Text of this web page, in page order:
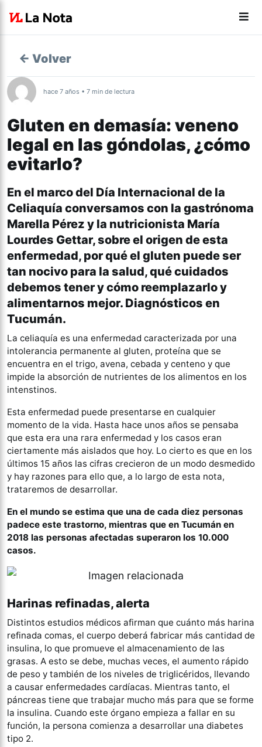
← Volver
hace 7 años • 7 min de lectura
Gluten en demasía: veneno
legal en las góndolas, ¿cómo
evitarlo?
En el marco del Día Internacional de la
Celiaquía conversamos con la gastrónoma
Marella Pérez y la nutricionista María
Lourdes Gettar, sobre el origen de esta
enfermedad, por qué el gluten puede ser
tan nocivo para la salud, qué cuidados
debemos tener y cómo reemplazarlo y
alimentarnos mejor. Diagnósticos en
Tucumán.
La celiaquía es una enfermedad caracterizada por una
intolerancia permanente al gluten, proteína que se
encuentra en el trigo, avena, cebada y centeno y que
impide la absorción de nutrientes de los alimentos en los
intenstinos.
Esta enfermedad puede presentarse en cualquier
momento de la vida. Hasta hace unos años se pensaba
que esta era una rara enfermedad y los casos eran
ciertamente más aislados que hoy. Lo cierto es que en los
últimos 15 años las cifras crecieron de un modo desmedido
y hay razones para ello que, a lo largo de esta nota,
trataremos de desarrollar.
En el mundo se estima que una de cada diez personas
padece este trastorno, mientras que en Tucumán en
2018 las personas afectadas superaron los 10.000
casos.
Harinas refinadas, alerta
Distintos estudios médicos afirman que cuánto más harina
refinada comas, el cuerpo deberá fabricar más cantidad de
insulina, lo que promueve el almacenamiento de las
grasas. A esto se debe, muchas veces, el aumento rápido
de peso y también de los niveles de triglicéridos, llevando
a causar enfermedades cardíacas. Mientras tanto, el
páncreas tiene que trabajar mucho más para que se forme
la insulina. Cuando este órgano empieza a fallar en su
función, la persona comienza a desarrollar una diabetes
tipo 2.